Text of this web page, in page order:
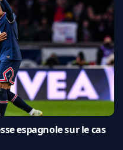
espagnole sur le cas